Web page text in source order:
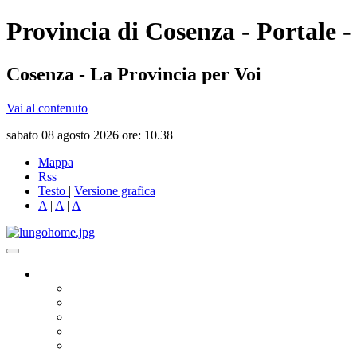
Provincia di Cosenza - Portale
Cosenza - La Provincia per Voi
Vai al contenuto
sabato 08 agosto 2026 ore: 10.38
Mappa
Rss
Testo | Versione grafica
A | A | A